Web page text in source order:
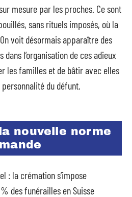
mesure par les proches. Ce sont
sans rituels imposés, où la
voit désormais apparaître des
l’organisation de ces adieux
les familles et de bâtir avec elles
du défunt.
nouvelle norme
: la crémation s’impose
des funérailles en Suisse